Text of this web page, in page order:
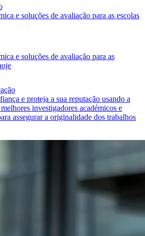
e soluções de avaliação para as escolas
e soluções de avaliação para as
e proteja a sua reputação usando a
investigadores académicos e
assegurar a originalidade dos trabalhos